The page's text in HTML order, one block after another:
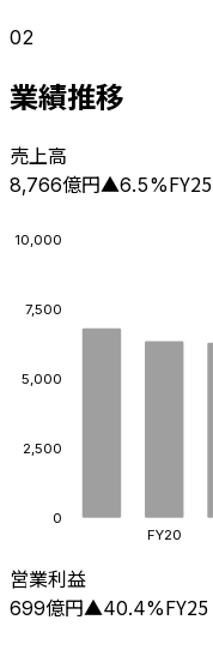
02
業績推移
売上高
8,766億円▲6.5%FY25
0
2,500
5,000
7,500
10,000
FY20
営業利益
699億円▲40.4%FY25